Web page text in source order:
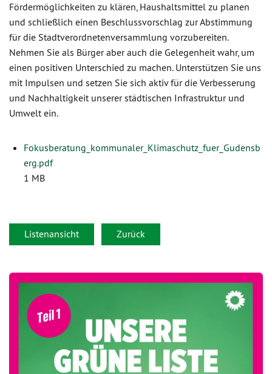
Fördermöglichkeiten zu klären, Haushaltsmittel zu planen
und schließlich einen Beschlussvorschlag zur Abstimmung
für die Stadtverordnetenversammlung vorzubereiten.
Nehmen Sie als Bürger aber auch die Gelegenheit wahr, um
einen positiven Unterschied zu machen. Unterstützen Sie uns
mit Impulsen und setzen Sie sich aktiv für die Verbesserung
und Nachhaltigkeit unserer städtischen Infrastruktur und
Umwelt ein.
Fokusberatung_kommunaler_Klimaschutz_fuer_Gudensb
erg.pdf
1 MB
Listenansicht Zurück